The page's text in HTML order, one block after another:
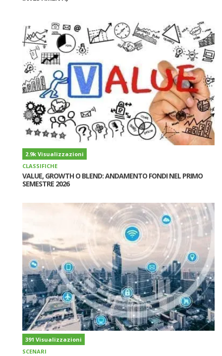
2.9k Visualizzazioni
CLASSIFICHE
VALUE, GROWTH O BLEND: ANDAMENTO FONDI NEL PRIMO
SEMESTRE 2026
391 Visualizzazioni
SCENARI